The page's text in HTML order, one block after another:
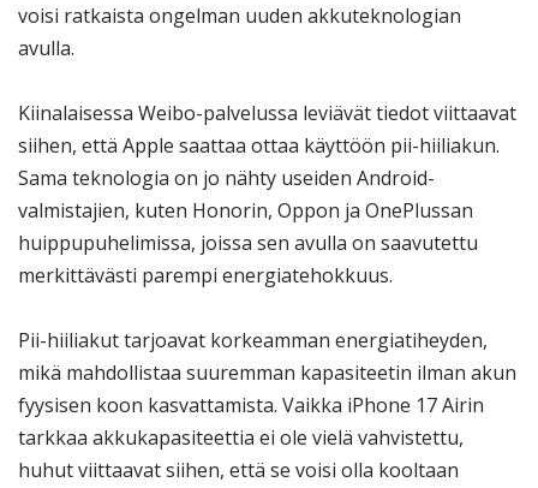
voisi ratkaista ongelman uuden akkuteknologian
avulla.
Kiinalaisessa Weibo-palvelussa leviävät tiedot viittaavat
siihen, että Apple saattaa ottaa käyttöön pii-hiiliakun.
Sama teknologia on jo nähty useiden Android-
valmistajien, kuten Honorin, Oppon ja OnePlussan
huippupuhelimissa, joissa sen avulla on saavutettu
merkittävästi parempi energiatehokkuus.
Pii-hiiliakut tarjoavat korkeamman energiatiheyden,
mikä mahdollistaa suuremman kapasiteetin ilman akun
fyysisen koon kasvattamista. Vaikka iPhone 17 Airin
tarkkaa akkukapasiteettia ei ole vielä vahvistettu,
huhut viittaavat siihen, että se voisi olla kooltaan